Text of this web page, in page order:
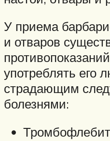
У приема
и отваров
употреблять его
страдающим
болезнями: